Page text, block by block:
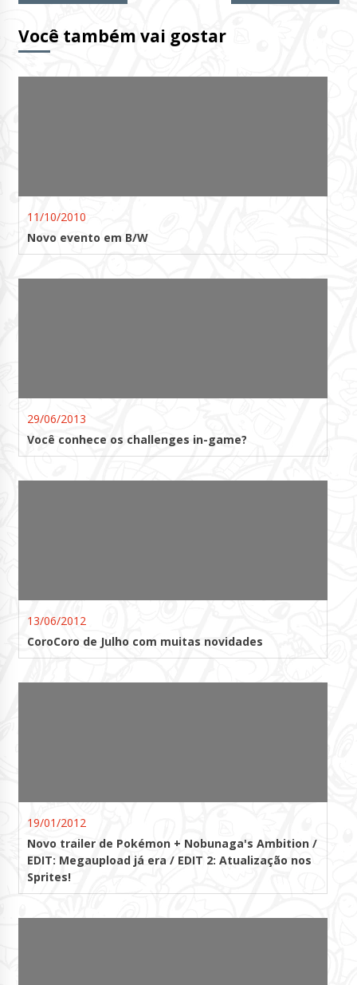
Você também vai gostar
11/10/2010
Novo evento em B/W
29/06/2013
Você conhece os challenges in-game?
13/06/2012
CoroCoro de Julho com muitas novidades
19/01/2012
Novo trailer de Pokémon + Nobunaga's Ambition /
EDIT: Megaupload já era / EDIT 2: Atualização nos
Sprites!